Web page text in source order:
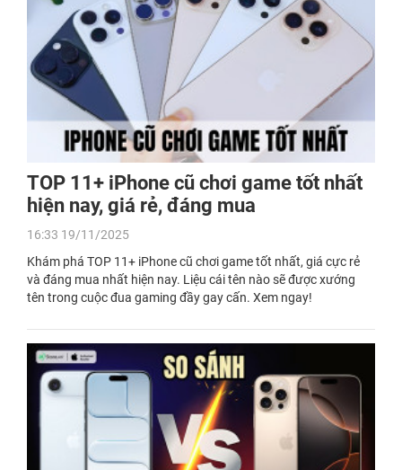
TOP 11+ iPhone cũ chơi game tốt nhất
hiện nay, giá rẻ, đáng mua
16:33 19/11/2025
Khám phá TOP 11+ iPhone cũ chơi game tốt nhất, giá cực rẻ
và đáng mua nhất hiện nay. Liệu cái tên nào sẽ được xướng
tên trong cuộc đua gaming đầy gay cấn. Xem ngay!